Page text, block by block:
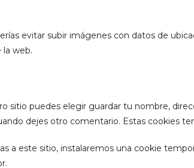
evitar subir imágenes con datos de
la web.
sitio puedes elegir guardar tu nombre,
dejes otro comentario. Estas cookies
a este sitio, instalaremos una cookie